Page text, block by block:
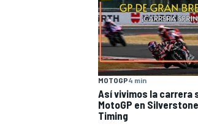
MOTOGP4 min
Así vivimos la carrera
MotoGP en
Timing